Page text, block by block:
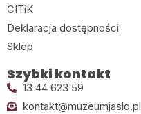
CITiK
Deklaracja dostępności
Sklep
Szybki kontakt
13 44 623 59
kontakt@muzeumjaslo.pl